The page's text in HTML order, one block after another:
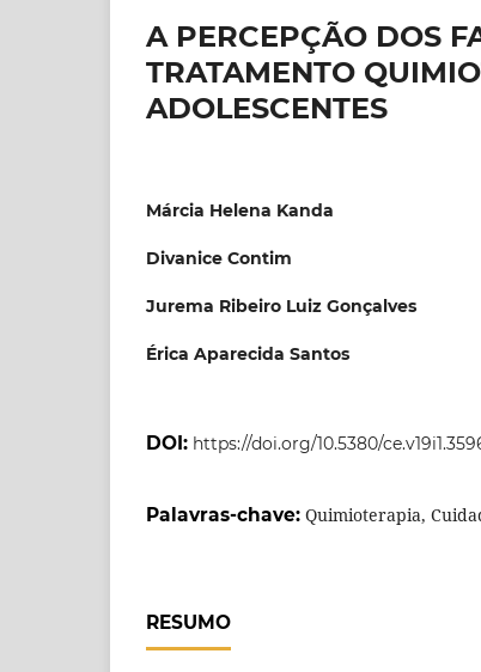
A PERCEPÇÃO DOS
TRATAMENTO
ADOLESCENTES
Márcia Helena Kanda
Divanice Contim
Jurema Ribeiro Luiz Gonçalves
Érica Aparecida Santos
DOI: https://doi.org/10.5380/
Palavras-chave: Quimioterapia,
RESUMO